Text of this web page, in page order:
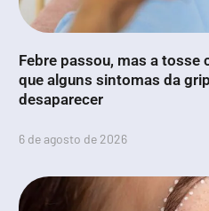
Febre passou, mas a tosse
que alguns sintomas da
desaparecer
6 de agosto de 2026